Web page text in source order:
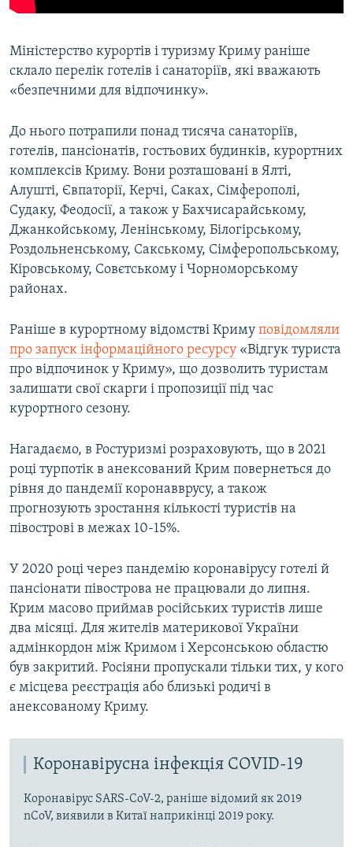
Міністерство курортів і туризму Криму раніше
склало перелік готелів і санаторіїв, які вважають
«безпечними для відпочинку».
До нього потрапили понад тисяча санаторіїв,
готелів, пансіонатів, гостьових будинків, курортних
комплексів Криму. Вони розташовані в Ялті,
Алушті, Євпаторії, Керчі, Саках, Сімферополі,
Судаку, Феодосії, а також у Бахчисарайському,
Джанкойському, Ленінському, Білогірському,
Роздольненському, Сакському, Сімферопольському,
Кіровському, Совєтському і Чорноморському
районах.
Раніше в курортному відомстві Криму повідомляли
про запуск інформаційного ресурсу «Відгук туриста
про відпочинок у Криму», що дозволить туристам
залишати свої скарги і пропозиції під час
курортного сезону.
Нагадаємо, в Ростуризмі розраховують, що в 2021
році турпотік в анексований Крим повернеться до
рівня до пандемії коронавврусу, а також
прогнозують зростання кількості туристів на
півострові в межах 10-15%.
У 2020 році через пандемію коронавірусу готелі й
пансіонати півострова не працювали до липня.
Крим масово приймав російських туристів лише
два місяці. Для жителів материкової України
адмінкордон між Кримом і Херсонською областю
був закритий. Росіяни пропускали тільки тих, у кого
є місцева реєстрація або близькі родичі в
анексованому Криму.
Коронавірусна інфекція COVID-19
Коронавірус SARS-CoV-2, раніше відомий як 2019
nCoV, виявили в Китаї наприкінці 2019 року.